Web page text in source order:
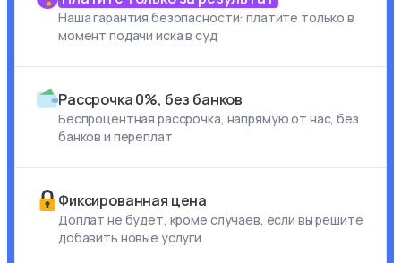
Наша гарантия безопасности: платите только в
момент подачи иска в суд
Рассрочка 0%, без банков
Беспроцентная рассрочка, напрямую от нас, без
банков и переплат
Фиксированная цена
Доплат не будет, кроме случаев, если вы решите
добавить новые услуги